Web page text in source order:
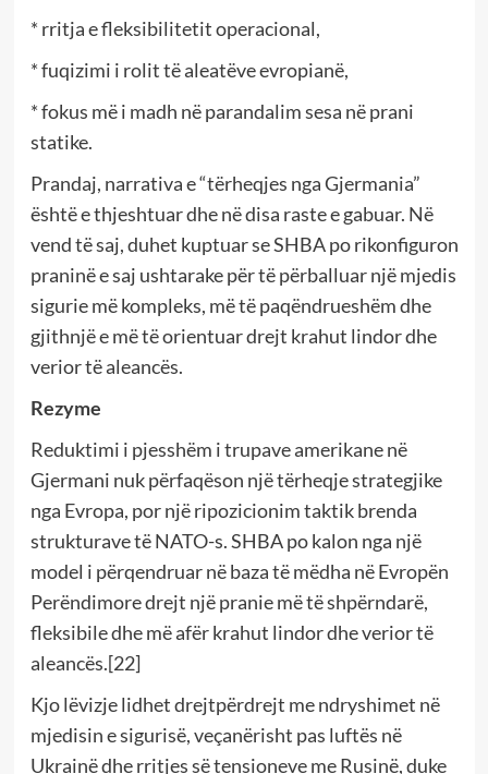
* rritja e fleksibilitetit operacional,
* fuqizimi i rolit të aleatëve evropianë,
* fokus më i madh në parandalim sesa në prani
statike.
Prandaj, narrativa e “tërheqjes nga Gjermania”
është e thjeshtuar dhe në disa raste e gabuar. Në
vend të saj, duhet kuptuar se SHBA po rikonfiguron
praninë e saj ushtarake për të përballuar një mjedis
sigurie më kompleks, më të paqëndrueshëm dhe
gjithnjë e më të orientuar drejt krahut lindor dhe
verior të aleancës.
Rezyme
Reduktimi i pjesshëm i trupave amerikane në
Gjermani nuk përfaqëson një tërheqje strategjike
nga Evropa, por një ripozicionim taktik brenda
strukturave të NATO-s. SHBA po kalon nga një
model i përqendruar në baza të mëdha në Evropën
Perëndimore drejt një pranie më të shpërndarë,
fleksibile dhe më afër krahut lindor dhe verior të
aleancës.[22]
Kjo lëvizje lidhet drejtpërdrejt me ndryshimet në
mjedisin e sigurisë, veçanërisht pas luftës në
Ukrainë dhe rritjes së tensioneve me Rusinë, duke